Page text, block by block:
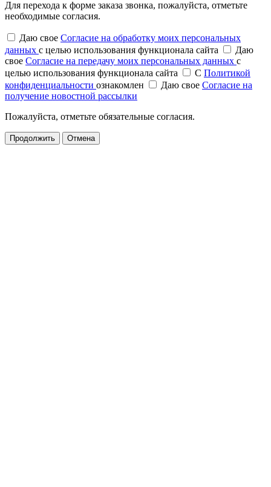
Для перехода к форме заказа звонка, пожалуйста, отметьте
необходимые согласия.
Даю свое Согласие на обработку моих персональных
данных с целью использования функционала сайта
Даю
свое Согласие на передачу моих персональных данных с
целью использования функционала сайта
С Политикой
конфиденциальности ознакомлен Даю свое Согласие на
получение новостной рассылки
Пожалуйста, отметьте обязательные согласия.
Продолжить Отмена